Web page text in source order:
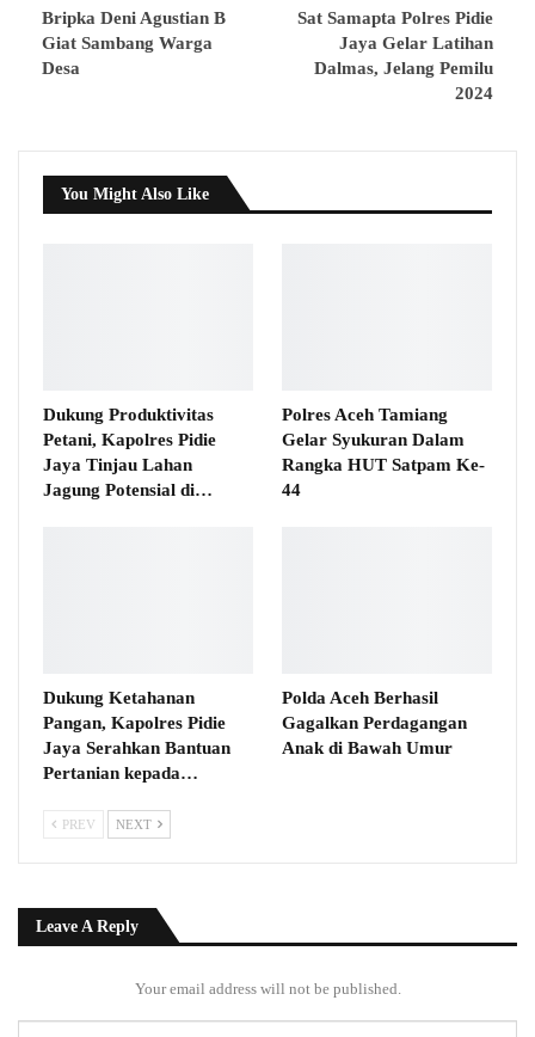
Bripka Deni Agustian B
Giat Sambang Warga
Desa
Sat Samapta Polres Pidie
Jaya Gelar Latihan
Dalmas, Jelang Pemilu
2024
You Might Also Like
Dukung Produktivitas
Petani, Kapolres Pidie
Jaya Tinjau Lahan
Jagung Potensial di…
Polres Aceh Tamiang
Gelar Syukuran Dalam
Rangka HUT Satpam Ke-
44
Dukung Ketahanan
Pangan, Kapolres Pidie
Jaya Serahkan Bantuan
Pertanian kepada…
Polda Aceh Berhasil
Gagalkan Perdagangan
Anak di Bawah Umur
PREV NEXT
Leave A Reply
Your email address will not be published.